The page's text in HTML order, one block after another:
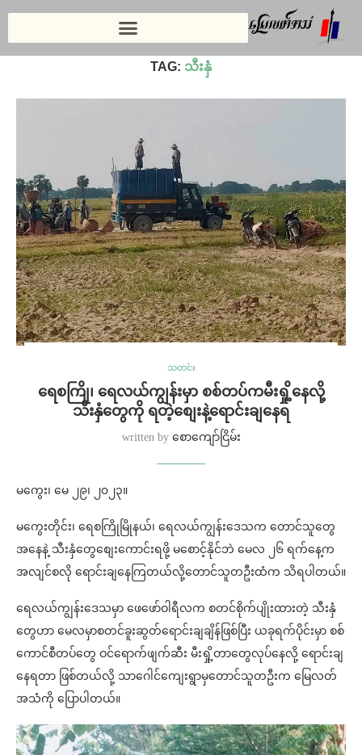
TAG: သီးနှံ
သတင်း
ရေစကြို၊ ရေလယ်ကျွန်းမှာ စစ်တပ်ကမီးရှို့နေလို့
သီးနှံတွေကို ရတဲ့စျေးနဲ့ရောင်းချနေရ
written by စောကျော်ငြိမ်း
မကွေး၊ မေ ၂၉၊ ၂၀၂၃။
မကွေးတိုင်း၊ ရေစကြိုမြိုနယ်၊ ရေလယ်ကျွန်းဒေသက တောင်သူတွေ
အနေနဲ့ သီးနှံတွေစျေးကောင်းရဖို့ မစောင့်နိုင်ဘဲ မေလ ၂၆ ရက်နေ့က
အလျင်စလို ရောင်းချနေကြတယ်လို့တောင်သူတဦးထံက သိရပါတယ်။
ရေလယ်ကျွန်းဒေသမှာ ဖေဖော်ဝါရီလက စတင်စိုက်ပျိုးထားတဲ့ သီးနှံ
တွေဟာ မေလမှာစတင်ခူးဆွတ်ရောင်းချချိန်ဖြစ်ပြီး ယခုရက်ပိုင်းမှာ စစ်
ကောင်စီတပ်တွေ ဝင်ရောက်ဖျက်ဆီး မီးရှို့တာတွေလုပ်နေလို့ ရောင်းချ
နေရတာ ဖြစ်တယ်လို့ သာဂေါင်ကျေးရွာမှတောင်သူတဦးက မြေလတ်
အသံကို ပြောပါတယ်။